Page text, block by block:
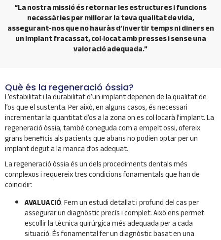
“La nostra missió és retornar les estructures i funcions
necessàries per millorar la teva qualitat de vida,
assegurant-nos que no hauràs d’invertir temps ni diners en
un implant fracassat, col·locat amb presses i sense una
valoració adequada.”
Què és la regeneració óssia?
L’estabilitat i la durabilitat d’un implant depenen de la qualitat de
l’os que el sustenta. Per això, en alguns casos, és necessari
incrementar la quantitat d’os a la zona on es col·locarà l’implant. La
regeneració òssia, també coneguda com a empelt ossi, ofereix
grans beneficis als pacients que abans no podien optar per un
implant degut a la manca d’os adequat.
La regeneració òssia és un dels procediments dentals més
complexos i requereix tres condicions fonamentals que han de
coincidir:
AVALUACIÓ. Fem un estudi detallat i profund del cas per
assegurar un diagnòstic precís i complet. Això ens permet
escollir la tècnica quirúrgica més adequada per a cada
situació. És fonamental fer un diagnòstic basat en una